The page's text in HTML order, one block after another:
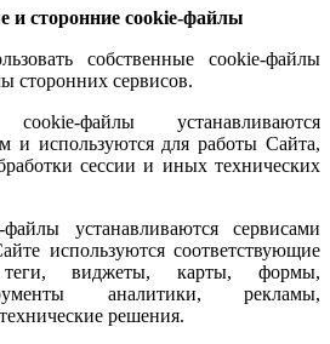
и сторонние cookie-файлы
собственные cookie-файлы
сторонних сервисов.
файлы устанавливаются
и используются для работы Сайта,
сессии и иных технических
устанавливаются сервисами
используются соответствующие
теги, виджеты, карты, формы,
аналитики, рекламы,
решения.